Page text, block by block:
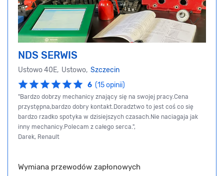
NDS SERWIS
Ustowo 40E, Ustowo, Szczecin
6 (15 opinii)
"Bardzo dobrzy mechanicy znający się na swojej pracy.Cena
przystępna,bardzo dobry kontakt.Doradztwo to jest coś co się
bardzo rzadko spotyka w dzisiejszych czasach.Nie naciagaja jak
inny mechanicy.Polecam z całego serca.",
Darek, Renault
Wymiana przewodów zapłonowych